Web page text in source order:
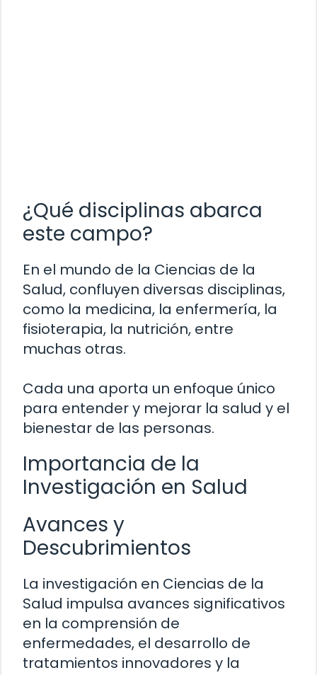
¿Qué disciplinas abarca
este campo?
En el mundo de la Ciencias de la
Salud, confluyen diversas disciplinas,
como la medicina, la enfermería, la
fisioterapia, la nutrición, entre
muchas otras.
Cada una aporta un enfoque único
para entender y mejorar la salud y el
bienestar de las personas.
Importancia de la
Investigación en Salud
Avances y
Descubrimientos
La investigación en Ciencias de la
Salud impulsa avances significativos
en la comprensión de
enfermedades, el desarrollo de
tratamientos innovadores y la